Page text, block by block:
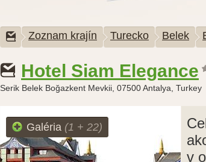
Zoznam krajín Turecko Belek
Hotel Siam Elegance
Serik Belek Boğazkent Mevkii, 07500 Antalya, Turkey
Galéria (1 + 22)
v